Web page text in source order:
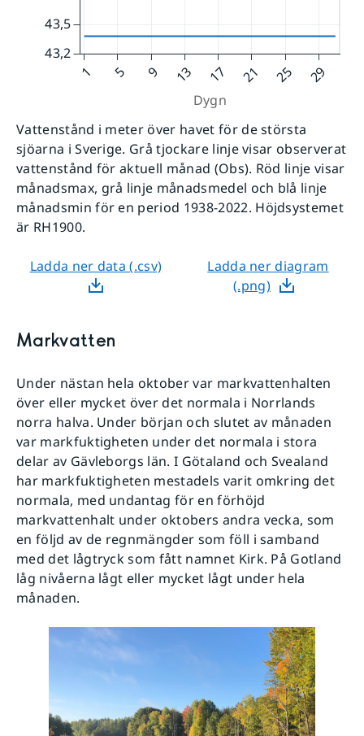
Vattenstånd i meter över havet för de största
sjöarna i Sverige. Grå tjockare linje visar observerat
vattenstånd för aktuell månad (Obs). Röd linje visar
månadsmax, grå linje månadsmedel och blå linje
månadsmin för en period 1938-2022. Höjdsystemet
är RH1900.
Ladda ner data (.csv)
Ladda ner diagram
(.png)
Markvatten
Under nästan hela oktober var markvattenhalten
över eller mycket över det normala i Norrlands
norra halva. Under början och slutet av månaden
var markfuktigheten under det normala i stora
delar av Gävleborgs län. I Götaland och Svealand
har markfuktigheten mestadels varit omkring det
normala, med undantag för en förhöjd
markvattenhalt under oktobers andra vecka, som
en följd av de regnmängder som föll i samband
med det lågtryck som fått namnet Kirk. På Gotland
låg nivåerna lågt eller mycket lågt under hela
månaden.